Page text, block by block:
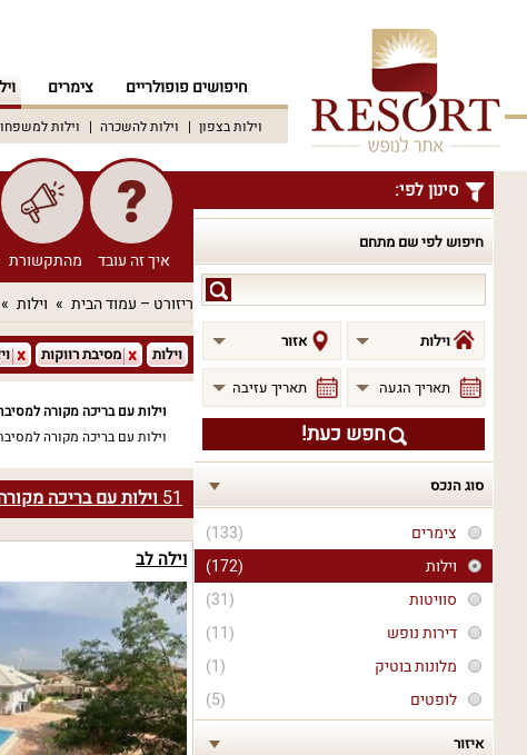
חיפושים פופולריים צימרים
וילות בצפון וילות להשכרה וילות
סינון לפי:
חיפוש לפי שם מתחם
לפי
שם
מתחם
וילות אזור
תאריך הגעה תאריך עזיבה
חפש כעת!
סוג הנכס
(133)
צימרים
(172)
וילות
(31)
סוויטות
(11)
דירות נופש
(1)
מלונות בוטיק
(5)
לופטים
איזור
איך זה עובד מהתקשורת
ריזורט – עמוד הבית וילות
וילות מסיבת רווקות
וילות עם בריכה מקורה
וילות עם בריכה מקורה
51וילות עם בריכה
וילה לב